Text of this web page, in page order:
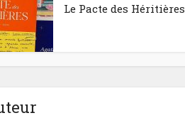
Le Pacte des Héritières